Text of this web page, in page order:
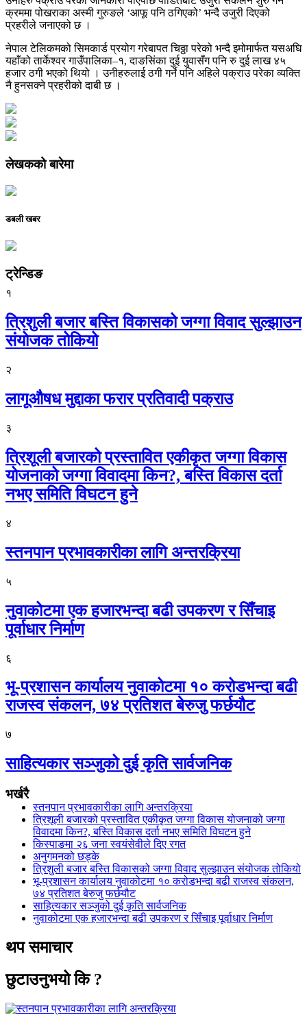
क्रममा पोखराका अस्मी गुरुङले ‘आफू पनि ठगिएको’ भन्दै उजुरी दिएको
प्रहरीले जनाएको छ ।
नेपाल टेलिकमको सिमकार्ड प्रयोग गरेबापत चिठ्ठा परेको भन्दै इमोमार्फत यसअघि
यहाँको तार्केश्वर गाउँपालिका–१, दाङसिंका दुई युवासँग पनि रु दुई लाख ४५
हजार ठगी भएको थियो । उनीहरुलाई ठगी गर्ने पनि अहिले पक्राउ परेका व्यक्ति
नै हुनसक्ने प्रहरीको दाबी छ ।
लेखकको बारेमा
डबली खबर
ट्रेन्डिङ
१
त्रिशुली बजार बस्ति विकासको जग्गा विवाद सुल्झाउन
संयोजक तोकियो
२
लागूऔषध मुद्दाका फरार प्रतिवादी पक्राउ
३
त्रिशूली बजारको प्रस्तावित एकीकृत जग्गा विकास
योजनाको जग्गा विवादमा किन?, बस्ति विकास दर्ता
नभए समिति विघटन हुने
४
स्तनपान प्रभावकारीका लागि अन्तरक्रिया
५
नुवाकोटमा एक हजारभन्दा बढी उपकरण र सिँचाइ
पूर्वाधार निर्माण
६
भू-प्रशासन कार्यालय नुवाकोटमा १० करोडभन्दा बढी
राजस्व संकलन, ७४ प्रतिशत बेरुजु फर्छयौट
७
साहित्यकार सञ्जुको दुई कृति सार्वजनिक
भर्खरै
स्तनपान प्रभावकारीका लागि अन्तरक्रिया
त्रिशूली बजारको प्रस्तावित एकीकृत जग्गा विकास योजनाको जग्गा
विवादमा किन?, बस्ति विकास दर्ता नभए समिति विघटन हुने
किस्पाङमा २६ जना स्वयंसेवीले दिए रगत
अनुगमनको छड्के
त्रिशुली बजार बस्ति विकासको जग्गा विवाद सुल्झाउन संयोजक तोकियो
भू-प्रशासन कार्यालय नुवाकोटमा १० करोडभन्दा बढी राजस्व संकलन,
७४ प्रतिशत बेरुजु फर्छयौट
साहित्यकार सञ्जुको दुई कृति सार्वजनिक
नुवाकोटमा एक हजारभन्दा बढी उपकरण र सिँचाइ पूर्वाधार निर्माण
थप समाचार
छुटाउनुभयो कि ?